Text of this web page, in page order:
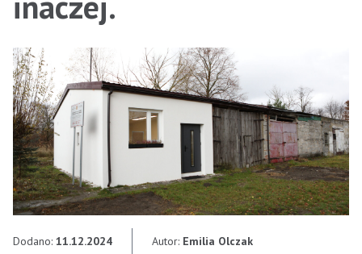
Dodano: 11.12.2024 Autor: Emilia Olczak